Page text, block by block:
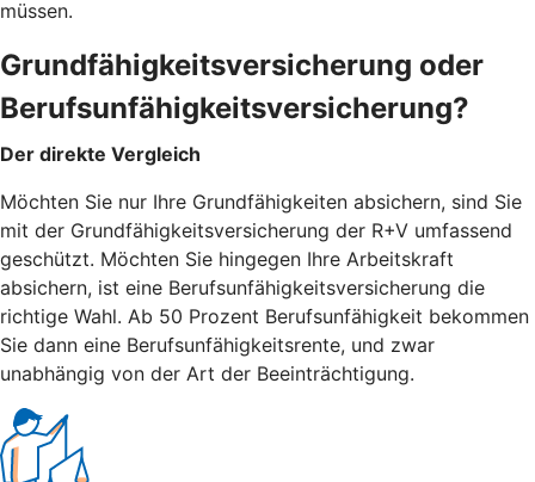
müssen.
Grundfähigkeitsversicherung oder
Berufsunfähigkeitsversicherung?
Der direkte Vergleich
Möchten Sie nur Ihre Grundfähigkeiten absichern, sind Sie
mit der Grundfähigkeitsversicherung der R+V umfassend
geschützt. Möchten Sie hingegen Ihre Arbeitskraft
absichern, ist eine Berufsunfähigkeitsversicherung die
richtige Wahl. Ab 50 Prozent Berufsunfähigkeit bekommen
Sie dann eine Berufsunfähigkeitsrente, und zwar
unabhängig von der Art der Beeinträchtigung.